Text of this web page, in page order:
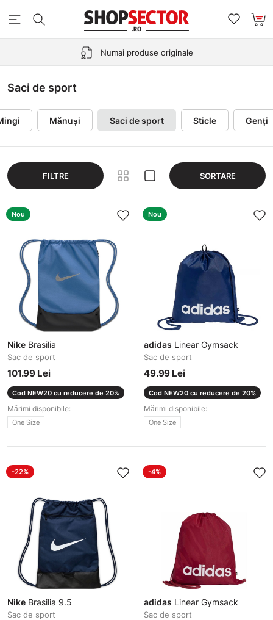
Numai produse originale
Saci de sport
Mănuși Saci de sport Sticle Genți
FILTRE SORTARE
Nou
Nike Brasilia
Sac de sport
101.99 Lei
Cod NEW20 cu reducere de 20%
Mărimi disponibile:
One Size
Nou
adidas Linear Gymsack
Sac de sport
49.99 Lei
Cod NEW20 cu reducere de 20%
Mărimi disponibile:
One Size
-22%
Nike Brasilia 9.5
Sac de sport
-4%
adidas Linear Gymsack
Sac de sport